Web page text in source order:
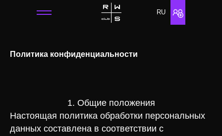
Политика конфиденциальности
1. Общие положения
Настоящая политика обработки персональных
данных составлена в соответствии с
RU